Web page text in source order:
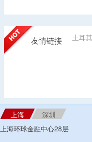
友情链接 土耳
上海
深圳
上海环球金融中心28层